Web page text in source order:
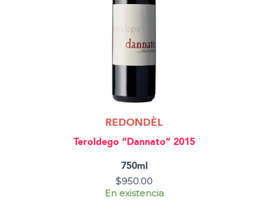
REDONDÈL
Teroldego “Dannato” 2015
750ml
$950.00
En existencia